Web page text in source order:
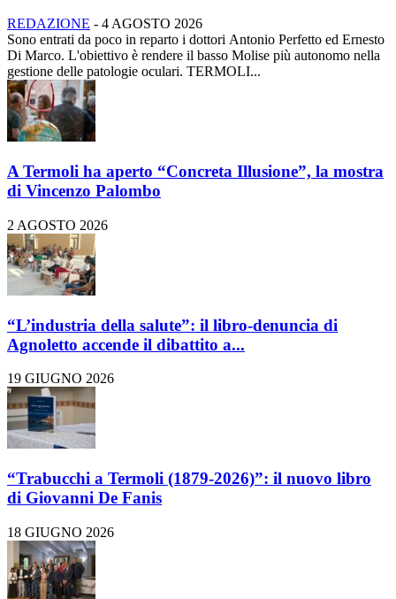
REDAZIONE - 4 AGOSTO 2026
Sono entrati da poco in reparto i dottori Antonio Perfetto ed Ernesto
Di Marco. L'obiettivo è rendere il basso Molise più autonomo nella
gestione delle patologie oculari. TERMOLI...
A Termoli ha aperto “Concreta Illusione”, la mostra
di Vincenzo Palombo
2 AGOSTO 2026
“L’industria della salute”: il libro-denuncia di
Agnoletto accende il dibattito a...
19 GIUGNO 2026
“Trabucchi a Termoli (1879-2026)”: il nuovo libro
di Giovanni De Fanis
18 GIUGNO 2026